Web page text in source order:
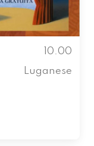
10.00
Luganese